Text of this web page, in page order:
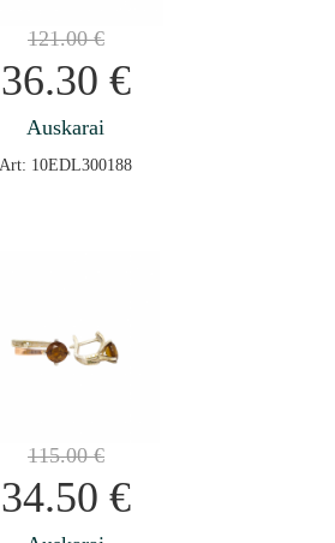
121.00€
36.30 €
Auskarai
Art: 10EDL300188
115.00€
34.50 €